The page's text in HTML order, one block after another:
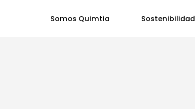
Somos Quimtia Sostenibilidad